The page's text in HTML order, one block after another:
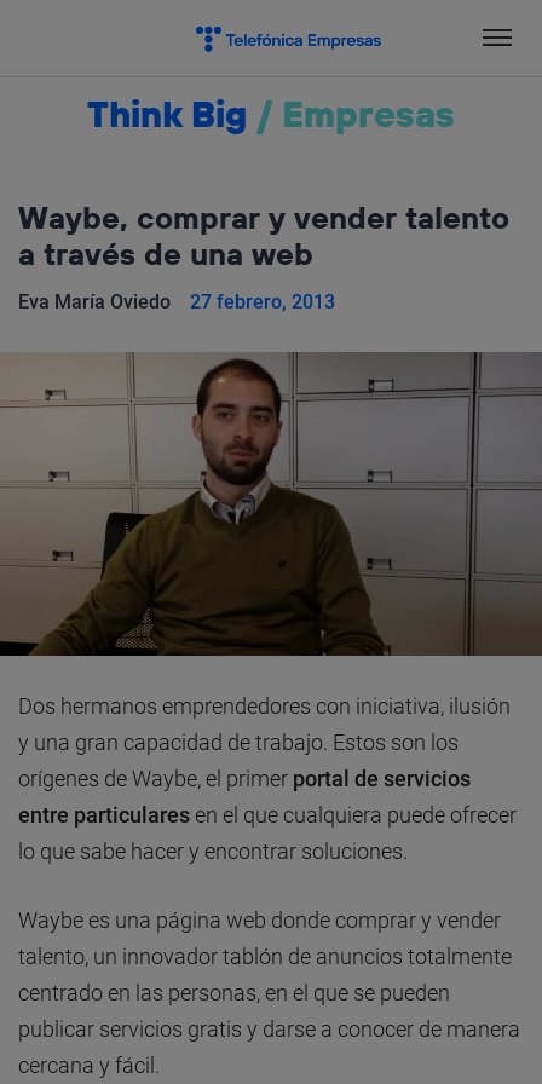
Think Big / Empresas
Waybe, comprar y vender talento
a través de una web
Eva María Oviedo 27 febrero, 2013
Dos hermanos emprendedores con iniciativa, ilusión
y una gran capacidad de trabajo. Estos son los
orígenes de Waybe, el primer portal de servicios
entre particulares en el que cualquiera puede ofrecer
lo que sabe hacer y encontrar soluciones.
Waybe es una página web donde comprar y vender
talento, un innovador tablón de anuncios totalmente
centrado en las personas, en el que se pueden
publicar servicios gratis y darse a conocer de manera
cercana y fácil.